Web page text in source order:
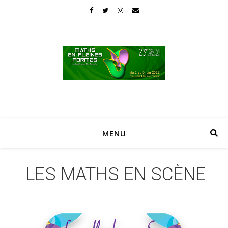
MENU
LES MATHS EN SCÈNE